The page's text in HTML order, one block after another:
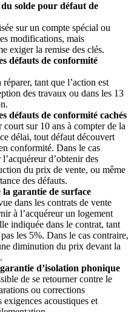
solde pour défaut de
sur un compte spécial ou
modifications, mais
exiger la remise des clés.
défauts de conformité
tant que l’action est
des travaux ou dans les 13
défauts de conformité cachés
sur 10 ans à compter de la
délai, tout défaut découvert
conformité. Dans le cas
d’obtenir des
du prix de vente, ou même
des défauts.
garantie de surface
dans les contrats de vente
à l’acquéreur un logement
indiquée dans le contrat, tant
les 5%. Dans le cas contraire,
diminution du prix devant la
d’isolation phonique
de se retourner contre le
ou corrections
exigences acoustiques et